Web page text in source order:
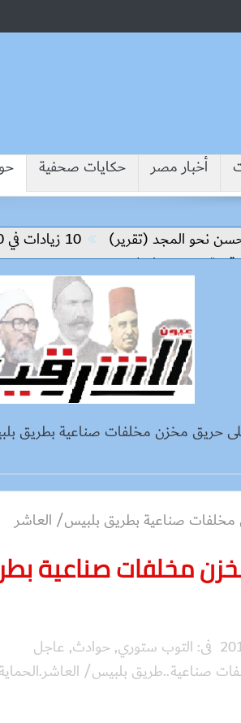
أخبار مصر حكايات صحفية
المجد (تقرير) 10 زيادات في 10 سنوات.. هل حان الوقت لرفع دعم البنزين نهائيا؟
نجم نيوكاسل
حريق مخزن مخلفات صناعية بطريق
مخلفات صناعية
فى: التوب ستوري, حوادث, عاجل
صناعية..طريق بلبيس/ العاشر.الحماية